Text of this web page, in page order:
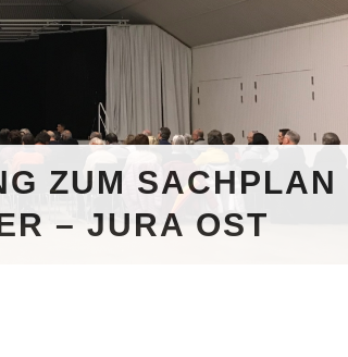
ZUM SACHPLAN
– JURA OST